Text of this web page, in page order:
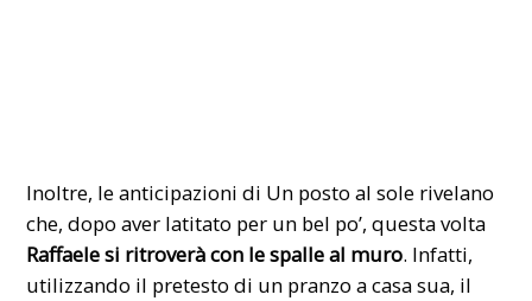
Inoltre, le anticipazioni di Un posto al sole rivelano
che, dopo aver latitato per un bel po’, questa volta
Raffaele si ritroverà con le spalle al muro. Infatti,
utilizzando il pretesto di un pranzo a casa sua, il